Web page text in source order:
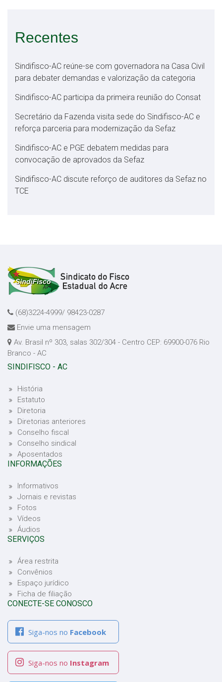
Recentes
Sindifisco-AC reúne-se com governadora na Casa Civil
para debater demandas e valorização da categoria
Sindifisco-AC participa da primeira reunião do Consat
Secretário da Fazenda visita sede do Sindifisco-AC e
reforça parceria para modernização da Sefaz
Sindifisco-AC e PGE debatem medidas para
convocação de aprovados da Sefaz
Sindifisco-AC discute reforço de auditores da Sefaz no
TCE
(68)3224-4999/ 98423-0287
Envie uma mensagem
Av. Brasil nº 303, salas 302/304 - Centro CEP: 69900-076 Rio
Branco - AC
SINDIFISCO - AC
História
Estatuto
Diretoria
Diretorias anteriores
Conselho fiscal
Conselho sindical
Aposentados
INFORMAÇÕES
Informativos
Jornais e revistas
Fotos
Vídeos
Áudios
SERVIÇOS
Área restrita
Convênios
Espaço jurídico
Ficha de filiação
CONECTE-SE CONOSCO
Siga-nos no Facebook
Siga-nos no Instagram